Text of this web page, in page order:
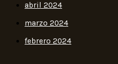
abril 2024
marzo 2024
febrero 2024